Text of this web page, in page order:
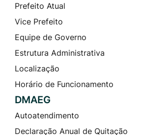
Prefeito Atual
Vice Prefeito
Equipe de Governo
Estrutura Administrativa
Localização
Horário de Funcionamento
DMAEG
Autoatendimento
Declaração Anual de Quitação